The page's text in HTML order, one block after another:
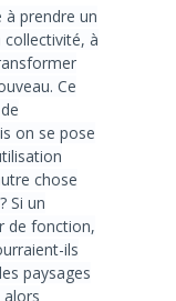
prendre un
collectivité, à
Ce
on se pose
chose
Si un
de fonction,
ils
paysages